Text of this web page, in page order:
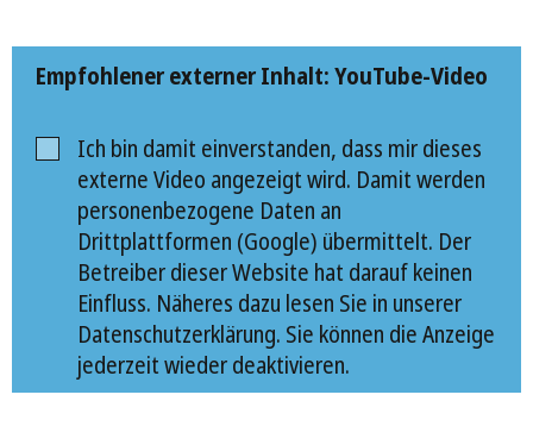
Empfohlener externer Inhalt: YouTube-Video
Ich bin damit einverstanden, dass mir dieses
externe Video angezeigt wird. Damit werden
personenbezogene Daten an
Drittplattformen (Google) übermittelt. Der
Betreiber dieser Website hat darauf keinen
Einfluss. Näheres dazu lesen Sie in unserer
Datenschutzerklärung. Sie können die Anzeige
jederzeit wieder deaktivieren.